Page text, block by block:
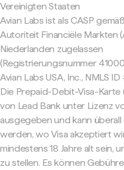
Vereinigten Staaten
Avian Labs ist als CASP
Autoriteit Financiële Markten
Niederlanden zugelassen
(Registrierungsnummer
Avian Labs USA, Inc., NMLS
Die Prepaid-Debit-Visa-Karte
von Lead Bank unter Lizenz
ausgegeben und kann
werden, wo Visa akzeptiert
mindestens 18 Jahre alt sein,
zu stellen. Es können